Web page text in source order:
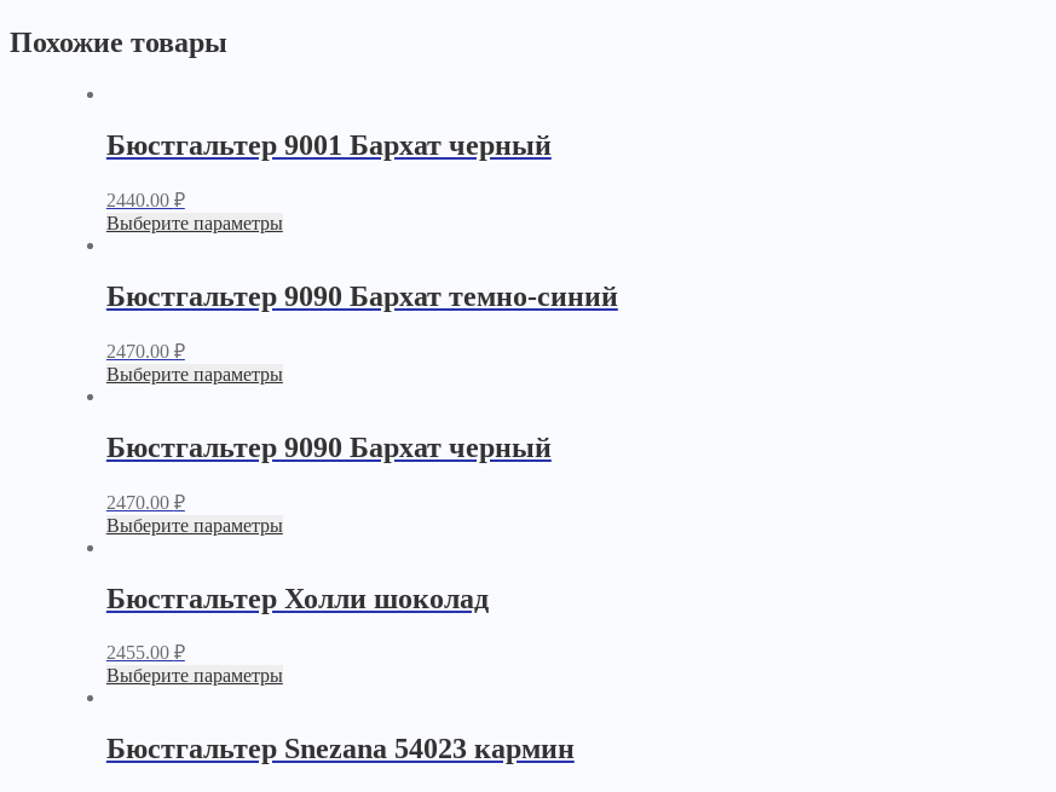
Похожие товары
Бюстгальтер 9001 Бархат черный
2440.00 ₽
Выберите параметры
Бюстгальтер 9090 Бархат темно-синий
2470.00 ₽
Выберите параметры
Бюстгальтер 9090 Бархат черный
2470.00 ₽
Выберите параметры
Бюстгальтер Холли шоколад
2455.00 ₽
Выберите параметры
Бюстгальтер Snezana 54023 кармин